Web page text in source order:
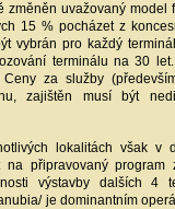
uvažovaný model
15 % pocházet z
vybrán pro každý
terminálu na 30
za služby
zajištěn musí být
lokalitách však v
na připravovaný
výstavby dalších 4
je dominantním